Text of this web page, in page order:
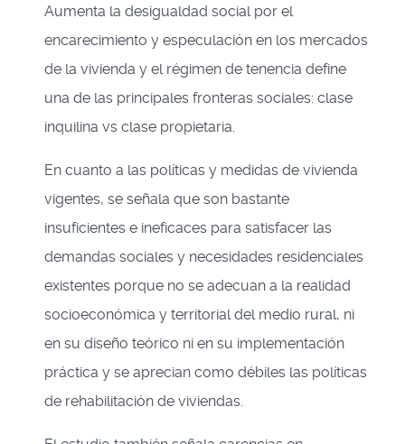
Aumenta la desigualdad social por el
encarecimiento y especulación en los mercados
de la vivienda y el régimen de tenencia define
una de las principales fronteras sociales: clase
inquilina vs clase propietaria.
En cuanto a las políticas y medidas de vivienda
vigentes, se señala que son bastante
insuficientes e ineficaces para satisfacer las
demandas sociales y necesidades residenciales
existentes porque no se adecuan a la realidad
socioeconómica y territorial del medio rural, ni
en su diseño teórico ni en su implementación
práctica y se aprecian como débiles las políticas
de rehabilitación de viviendas.